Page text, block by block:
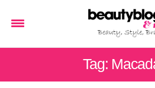
Tag: